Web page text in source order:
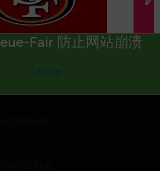
Fair 防止网站崩溃